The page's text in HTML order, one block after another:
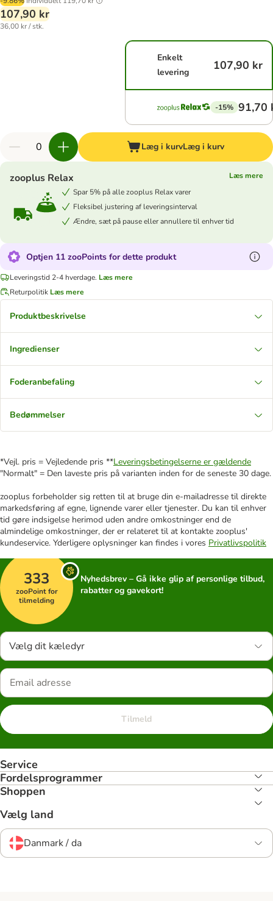
107,90 kr
36,00 kr / stk.
Enkelt
levering
107,90 kr
-15% 91,70
Læg i kurvLæg i kurv
zooplus Relax
Læs mere
Spar 5% på alle zooplus Relax varer
Fleksibel justering af leveringsinterval
Ændre, sæt på pause eller annullere til enhver tid
Optjen 11 zooPoints for dette produkt
Leveringstid 2-4 hverdage. Læs mere
Returpolitik Læs mere
Produktbeskrivelse
Ingredienser
Foderanbefaling
Bedømmelser
*Vejl. pris = Vejledende pris **Leveringsbetingelserne er gældende
"Normalt" = Den laveste pris på varianten inden for de seneste 30 dage.
zooplus forbeholder sig retten til at bruge din e-mailadresse til direkte
markedsføring af egne, lignende varer eller tjenester. Du kan til enhver
tid gøre indsigelse herimod uden andre omkostninger end de
almindelige omkostninger, der er relateret til at kontakte zooplus'
kundeservice. Yderligere oplysninger kan findes i vores Privatlivspolitik
333
zooPoint for
tilmelding
Nyhedsbrev – Gå ikke glip af personlige tilbud,
rabatter og gavekort!
Vælg dit kæledyr
Tilmeld
Service
Fordelsprogrammer
Shoppen
Vælg land
Danmark / da